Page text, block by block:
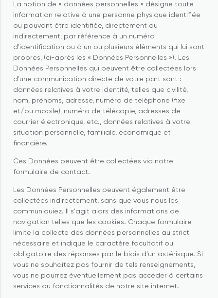
La notion de « données personnelles » désigne toute
information relative à une personne physique identifiée
ou pouvant être identifiée, directement ou
indirectement, par référence à un numéro
d'identification ou à un ou plusieurs éléments qui lui sont
propres, (ci-après les « Données Personnelles »). Les
Données Personnelles qui peuvent être collectées lors
d'une communication directe de votre part sont :
données relatives à votre identité, telles que civilité,
nom, prénoms, adresse, numéro de téléphone (fixe
et/ou mobile), numéro de télécopie, adresses de
courrier électronique, etc., données relatives à votre
situation personnelle, familiale, économique et
financière.
Ces Données peuvent être collectées via notre
formulaire de contact.
Les Données Personnelles peuvent également être
collectées indirectement, sans que vous nous les
communiquiez. Il s'agit alors des informations de
navigation telles que les cookies. Chaque formulaire
limite la collecte des données personnelles au strict
nécessaire et indique le caractère facultatif ou
obligatoire des réponses par le biais d'un astérisque. Si
vous ne souhaitez pas fournir de tels renseignements,
vous ne pourrez éventuellement pas accéder à certains
services ou fonctionnalités de notre site internet.